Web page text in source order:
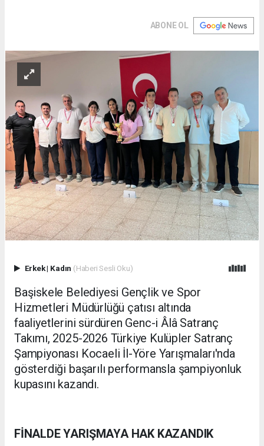
ABONE OL
Erkek| Kadın (Haberi Sesli Oku)
Başiskele Belediyesi Gençlik ve Spor
Hizmetleri Müdürlüğü çatısı altında
faaliyetlerini sürdüren Genc-i Âlâ Satranç
Takımı, 2025-2026 Türkiye Kulüpler Satranç
Şampiyonası Kocaeli İl-Yöre Yarışmaları'nda
gösterdiği başarılı performansla şampiyonluk
kupasını kazandı.
FİNALDE YARIŞMAYA HAK KAZANDIK